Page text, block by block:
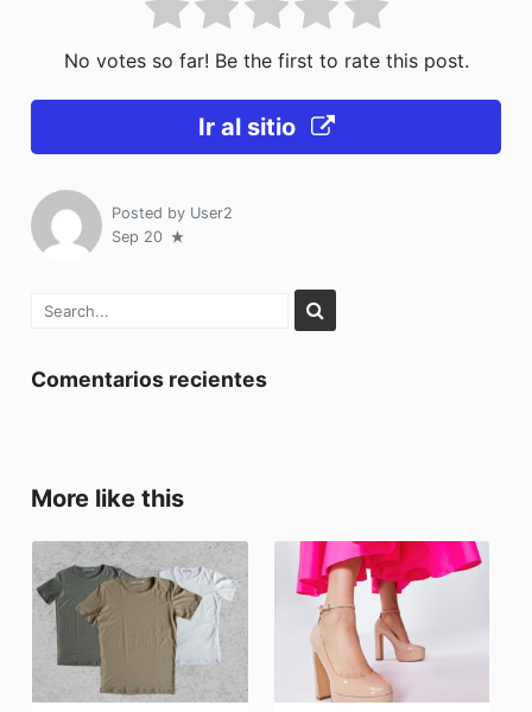
No votes so far! Be the first to rate this post.
Ir al sitio
Posted by User2
Sep 20
Comentarios recientes
More like this